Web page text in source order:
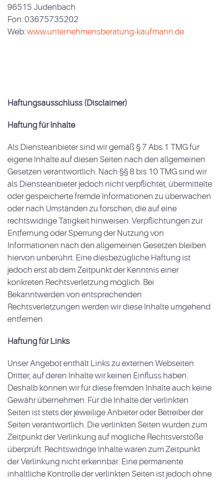
96515 Judenbach
Fon: 03675735202
Web: www.unternehmensberatung-kaufmann.de
Haftungsausschluss (Disclaimer)
Haftung für Inhalte
Als Diensteanbieter sind wir gemäß § 7 Abs.1 TMG für
eigene Inhalte auf diesen Seiten nach den allgemeinen
Gesetzen verantwortlich. Nach §§ 8 bis 10 TMG sind wir
als Diensteanbieter jedoch nicht verpflichtet, übermittelte
oder gespeicherte fremde Informationen zu überwachen
oder nach Umständen zu forschen, die auf eine
rechtswidrige Tätigkeit hinweisen. Verpflichtungen zur
Entfernung oder Sperrung der Nutzung von
Informationen nach den allgemeinen Gesetzen bleiben
hiervon unberührt. Eine diesbezügliche Haftung ist
jedoch erst ab dem Zeitpunkt der Kenntnis einer
konkreten Rechtsverletzung möglich. Bei
Bekanntwerden von entsprechenden
Rechtsverletzungen werden wir diese Inhalte umgehend
entfernen.
Haftung für Links
Unser Angebot enthält Links zu externen Webseiten
Dritter, auf deren Inhalte wir keinen Einfluss haben.
Deshalb können wir für diese fremden Inhalte auch keine
Gewähr übernehmen. Für die Inhalte der verlinkten
Seiten ist stets der jeweilige Anbieter oder Betreiber der
Seiten verantwortlich. Die verlinkten Seiten wurden zum
Zeitpunkt der Verlinkung auf mögliche Rechtsverstöße
überprüft. Rechtswidrige Inhalte waren zum Zeitpunkt
der Verlinkung nicht erkennbar. Eine permanente
inhaltliche Kontrolle der verlinkten Seiten ist jedoch ohne